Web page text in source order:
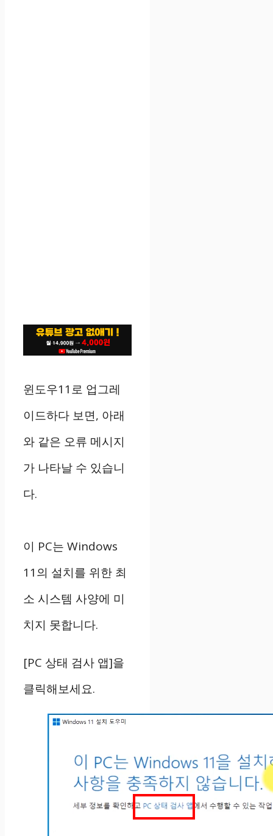
윈도우11로 업그레
이드하다 보면, 아래
와 같은 오류 메시지
가 나타날 수 있습니
다.
이 PC는 Windows
11의 설치를 위한 최
소 시스템 사양에 미
치지 못합니다.
[PC 상태 검사 앱]을
클릭해보세요.